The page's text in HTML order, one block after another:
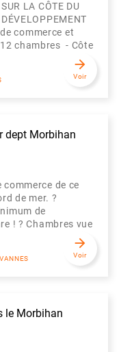
LA CÔTE DU
commerce et
chambres - Côte
arrow_forward
Voir
dept Morbihan
de ce
de mer. ?
de
! ? Chambres vue
arrow_forward
Voir
le Morbihan